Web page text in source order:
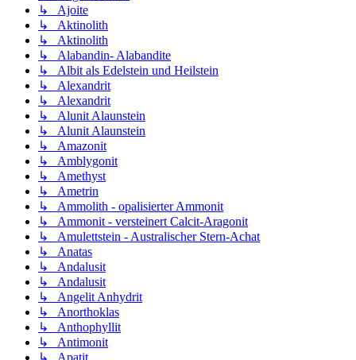
↳ Ajoite
↳ Aktinolith
↳ Aktinolith
↳ Alabandin- Alabandite
↳ Albit als Edelstein und Heilstein
↳ Alexandrit
↳ Alexandrit
↳ Alunit Alaunstein
↳ Alunit Alaunstein
↳ Amazonit
↳ Amblygonit
↳ Amethyst
↳ Ametrin
↳ Ammolith - opalisierter Ammonit
↳ Ammonit - versteinert Calcit-Aragonit
↳ Amulettstein - Australischer Stern-Achat
↳ Anatas
↳ Andalusit
↳ Andalusit
↳ Angelit Anhydrit
↳ Anorthoklas
↳ Anthophyllit
↳ Antimonit
↳ Apatit